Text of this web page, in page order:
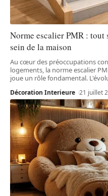
Norme escalier PMR : tout
sein de la maison
Au cœur des préoccupations
logements, la norme escalier
joue un rôle fondamental.
Décoration Interieure 21 juillet